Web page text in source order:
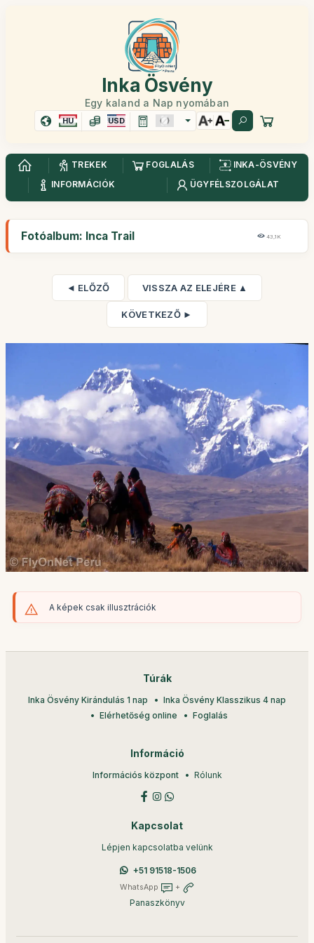
Inka Ösvény
Egy kaland a Nap nyomában
HU USD
TREKEK FOGLALÁS
INKA-ÖSVÉNY
INFORMÁCIÓK
ÜGYFÉLSZOLGÁLAT
Fotóalbum: Inca Trail 43,1K
◄ ELŐZŐ VISSZA AZ ELEJÉRE ▲
KÖVETKEZŐ ►
A képek csak illusztrációk
Túrák
Inka Ösvény Kirándulás 1 nap
Inka Ösvény Klasszikus 4 nap
Elérhetőség online
Foglalás
Információ
Információs központ Rólunk
Kapcsolat
Lépjen kapcsolatba velünk
+51 91518-1506
WhatsApp +
Panaszkönyv